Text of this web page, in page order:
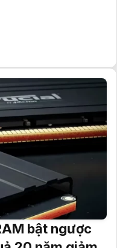
bật ngược